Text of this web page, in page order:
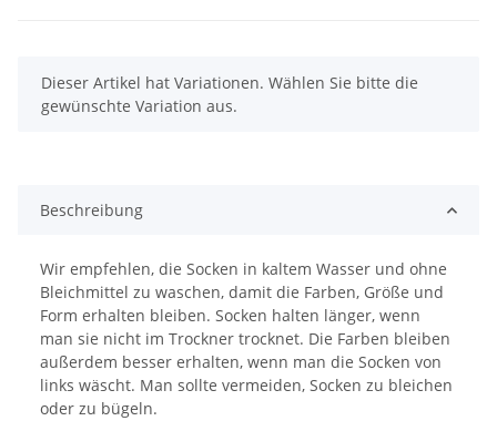
x
Dieser Artikel hat Variationen. Wählen Sie bitte die
gewünschte Variation aus.
Beschreibung
Wir empfehlen, die Socken in kaltem Wasser und ohne
Bleichmittel zu waschen, damit die Farben, Größe und
Form erhalten bleiben. Socken halten länger, wenn
man sie nicht im Trockner trocknet. Die Farben bleiben
außerdem besser erhalten, wenn man die Socken von
links wäscht. Man sollte vermeiden, Socken zu bleichen
oder zu bügeln.